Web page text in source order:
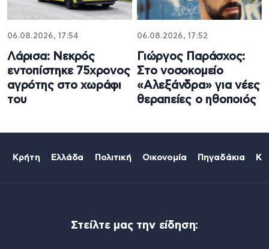
06.08.2026, 17:54
Λάρισα: Νεκρός
εντοπίστηκε 75χρονος
αγρότης στο χωράφι
του
06.08.2026, 17:52
Γιώργος Παράσχος:
Στο νοσοκομείο
«Αλεξάνδρα» για νέες
θεραπείες ο ηθοποιός
Κρήτη Ελλάδα Πολιτική Οικονομία Πηγαδάκια
Στείλτε μας την είδηση: